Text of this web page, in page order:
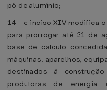
pó de alumínio;
14 - o inciso XIV modifica
para prorrogar até 31 de
base de cálculo
máquinas, aparelhos,
destinados à
produtoras de energia